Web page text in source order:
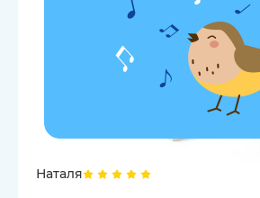
Наталя